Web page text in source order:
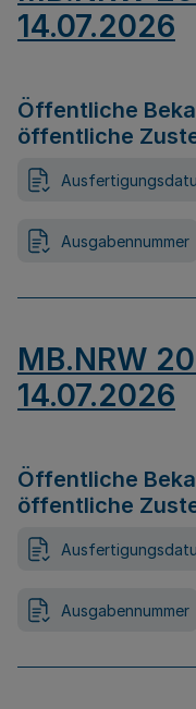
14.07.2026
Öffentliche
öffentliche
Ausgabennummer
MB.NRW
14.07.2026
Öffentliche
öffentliche
Ausgabennummer